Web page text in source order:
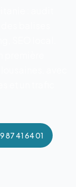
87 41 64 01